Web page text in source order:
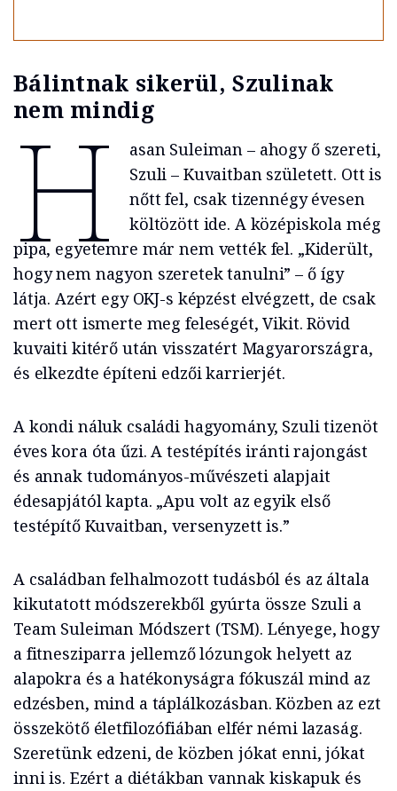
Bálintnak sikerül, Szulinak
nem mindig
H
asan Suleiman – ahogy ő szereti,
Szuli – Kuvaitban született. Ott is
nőtt fel, csak tizennégy évesen
költözött ide. A középiskola még
pipa, egyetemre már nem vették fel. „Kiderült,
hogy nem nagyon szeretek tanulni” – ő így
látja. Azért egy OKJ-s képzést elvégzett, de csak
mert ott ismerte meg feleségét, Vikit. Rövid
kuvaiti kitérő után visszatért Magyarországra,
és elkezdte építeni edzői karrierjét.
A kondi náluk családi hagyomány, Szuli tizenöt
éves kora óta űzi. A testépítés iránti rajongást
és annak tudományos-művészeti alapjait
édesapjától kapta. „Apu volt az egyik első
testépítő Kuvaitban, versenyzett is.”
A családban felhalmozott tudásból és az általa
kikutatott módszerekből gyúrta össze Szuli a
Team Suleiman Módszert (TSM). Lényege, hogy
a fitnesziparra jellemző lózungok helyett az
alapokra és a hatékonyságra fókuszál mind az
edzésben, mind a táplálkozásban. Közben az ezt
összekötő életfilozófiában elfér némi lazaság.
Szeretünk edzeni, de közben jókat enni, jókat
inni is. Ezért a diétákban vannak kiskapuk és